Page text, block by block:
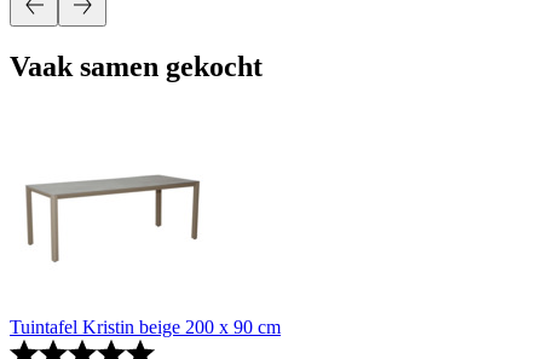
Vaak samen gekocht
Tuintafel Kristin beige 200 x 90 cm